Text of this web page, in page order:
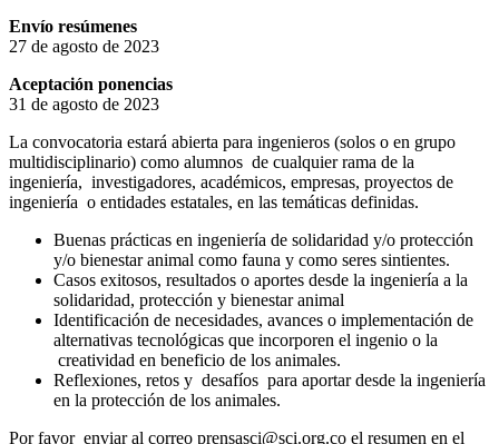
Envío resúmenes
27 de agosto de 2023
Aceptación ponencias
31 de agosto de 2023
La convocatoria estará abierta para ingenieros (solos o en grupo
multidisciplinario) como alumnos de cualquier rama de la
ingeniería, investigadores, académicos, empresas, proyectos de
ingeniería o entidades estatales, en las temáticas definidas.
Buenas prácticas en ingeniería de solidaridad y/o protección
y/o bienestar animal como fauna y como seres sintientes.
Casos exitosos, resultados o aportes desde la ingeniería a la
solidaridad, protección y bienestar animal
Identificación de necesidades, avances o implementación de
alternativas tecnológicas que incorporen el ingenio o la
creatividad en beneficio de los animales.
Reflexiones, retos y desafíos para aportar desde la ingeniería
en la protección de los animales.
Por favor enviar al correo prensasci@sci.org.co el resumen en el